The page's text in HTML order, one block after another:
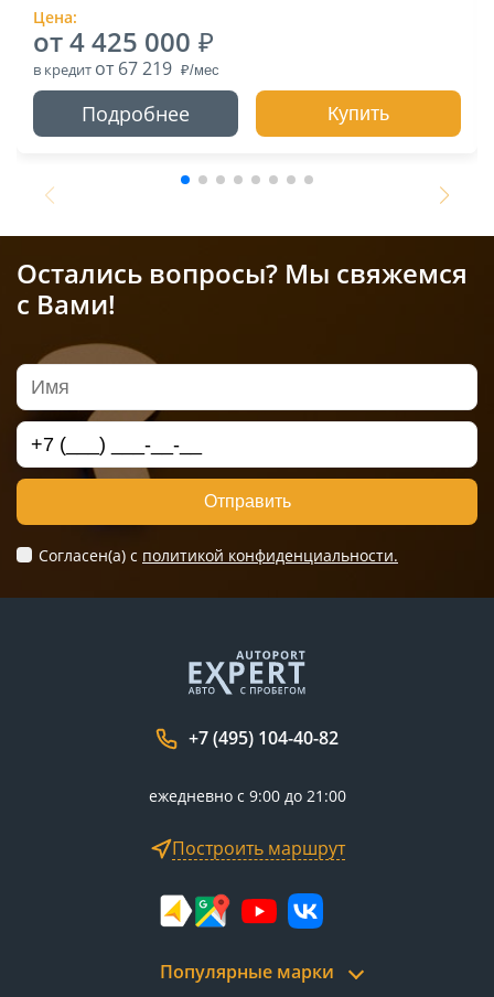
Цена:
от 4 425 000
в кредит от 67 219
Подробнее Купить
Остались вопросы? Мы свяжемся
с Вами!
Отправить
Согласен(а) c политикой конфиденциальности.
+7 (495) 104-40-82
ежедневно с 9:00 до 21:00
Построить маршрут
Популярные марки